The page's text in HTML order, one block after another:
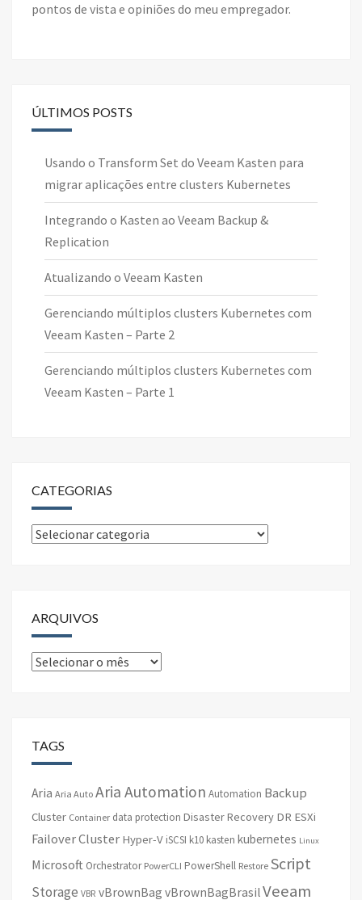
pontos de vista e opiniões do meu empregador.
ÚLTIMOS POSTS
Usando o Transform Set do Veeam Kasten para
migrar aplicações entre clusters Kubernetes
Integrando o Kasten ao Veeam Backup &
Replication
Atualizando o Veeam Kasten
Gerenciando múltiplos clusters Kubernetes com
Veeam Kasten – Parte 2
Gerenciando múltiplos clusters Kubernetes com
Veeam Kasten – Parte 1
CATEGORIAS
Categorias
ARQUIVOS
Arquivos
TAGS
Aria Aria Auto Aria Automation Automation Backup
Cluster Container data protection Disaster Recovery DR ESXi
Failover Cluster Hyper-V iSCSI k10 kasten kubernetes Linux
Microsoft Orchestrator PowerCLI PowerShell Restore Script
Storage VBR vBrownBag vBrownBagBrasilVeeam